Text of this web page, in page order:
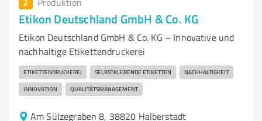
Etikon Deutschland GmbH & Co. KG
Etikon Deutschland GmbH & Co. KG – Innovative und
nachhaltige Etikettendruckerei
ETIKETTENDRUCKEREI SELBSTKLEBENDE ETIKETTEN NACHHALTIGKEIT
INNOVATION QUALITÄTSMANAGEMENT
Am Sülzegraben 8, 38820 Halberstadt